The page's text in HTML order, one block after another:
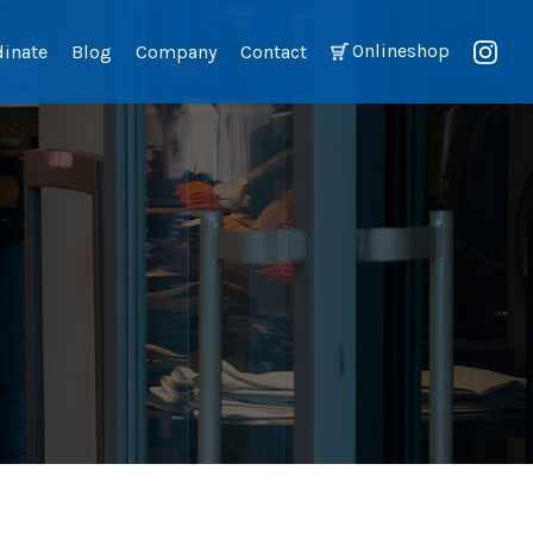
Onlineshop
Blog Company Contact